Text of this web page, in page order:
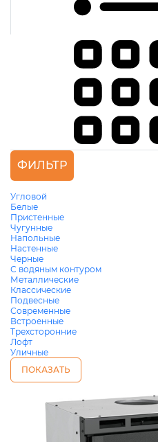
ФИЛЬТР
Угловой
Белые
Пристенные
Чугунные
Напольные
Настенные
Черные
С водяным контуром
Металлические
Классические
Подвесные
Современные
Встроенные
Трехсторонние
Лофт
Уличные
ПОКАЗАТЬ